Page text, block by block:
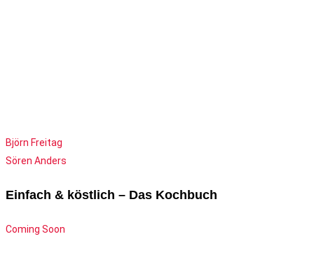
Björn Freitag
Sören Anders
Einfach & köstlich – Das Kochbuch
Coming Soon